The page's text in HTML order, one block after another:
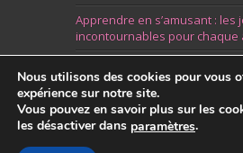
Apprendre en s’amusant : les
incontournables pour chaque
Nous utilisons des cookies pour vous
expérience sur notre site.
Vous pouvez en savoir plus sur les
les désactiver dans paramètres.